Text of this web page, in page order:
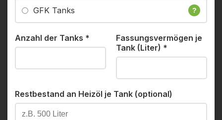
GFK Tanks ?
Anzahl der Tanks *
Fassungsvermögen je
Tank (Liter) *
Restbestand an Heizöl je Tank (optional)